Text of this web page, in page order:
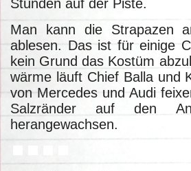
Stunden auf der Piste.
Man kann die Strapazen
ablesen. Das ist für einige
kein Grund das Kostüm
wärme läuft Chief Balla und
von Mercedes und Audi
Salzränder auf den
herangewachsen.